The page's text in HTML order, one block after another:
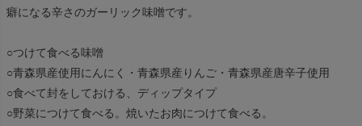
癖になる辛さのガーリック味噌です。
○つけて食べる味噌
○青森県産使用にんにく・青森県産りんご・青森県産唐辛子使用
○食べて封をしておける、ディップタイプ
○野菜につけて食べる。焼いたお肉につけて食べる。